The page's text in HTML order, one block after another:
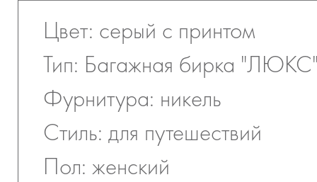
Цвет: серый с принтом
Тип: Багажная бирка
Фурнитура: никель
Стиль: для путешествий
Пол: женский